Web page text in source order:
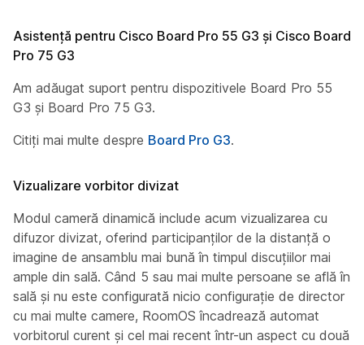
Asistență pentru Cisco Board Pro 55 G3 și Cisco Board
Pro 75 G3
Am adăugat suport pentru dispozitivele Board Pro 55
G3 și Board Pro 75 G3.
Citiți mai multe despre Board Pro G3.
Vizualizare vorbitor divizat
Modul cameră dinamică include acum vizualizarea cu
difuzor divizat, oferind participanților de la distanță o
imagine de ansamblu mai bună în timpul discuțiilor mai
ample din sală. Când 5 sau mai multe persoane se află în
sală și nu este configurată nicio configurație de director
cu mai multe camere, RoomOS încadrează automat
vorbitorul curent și cel mai recent într-un aspect cu două